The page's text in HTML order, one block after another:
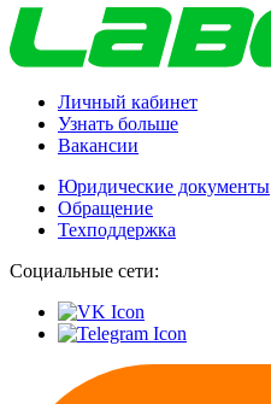
Личный кабинет
Узнать больше
Вакансии
Юридические документы
Обращение
Техподдержка
Социальные сети: